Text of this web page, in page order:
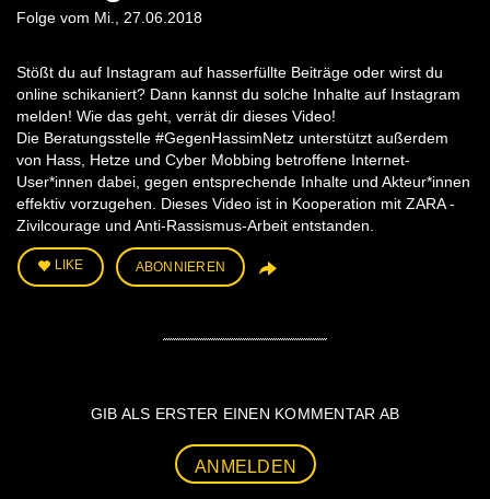
Folge vom Mi., 27.06.2018
Stößt du auf Instagram auf hasserfüllte Beiträge oder wirst du
online schikaniert? Dann kannst du solche Inhalte auf Instagram
melden! Wie das geht, verrät dir dieses Video!
Die Beratungsstelle #GegenHassimNetz unterstützt außerdem
von Hass, Hetze und Cyber Mobbing betroffene Internet-
User*innen dabei, gegen entsprechende Inhalte und Akteur*innen
effektiv vorzugehen. Dieses Video ist in Kooperation mit ZARA -
Zivilcourage und Anti-Rassismus-Arbeit entstanden.
LIKE ABONNIEREN
GIB ALS ERSTER EINEN KOMMENTAR AB
ANMELDEN